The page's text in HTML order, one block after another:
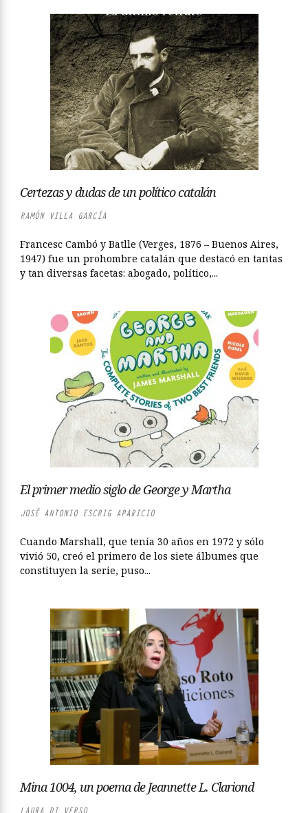
Certezas y dudas de un político catalán
RAMÓN VILLA GARCÍA
Francesc Cambó y Batlle (Verges, 1876 – Buenos Aires,
1947) fue un prohombre catalán que destacó en tantas
y tan diversas facetas: abogado, político,...
El primer medio siglo de George y Martha
JOSÉ ANTONIO ESCRIG APARICIO
Cuando Marshall, que tenía 30 años en 1972 y sólo
vivió 50, creó el primero de los siete álbumes que
constituyen la serie, puso...
Mina 1004, un poema de Jeannette L. Clariond
LAURA DI VERSO